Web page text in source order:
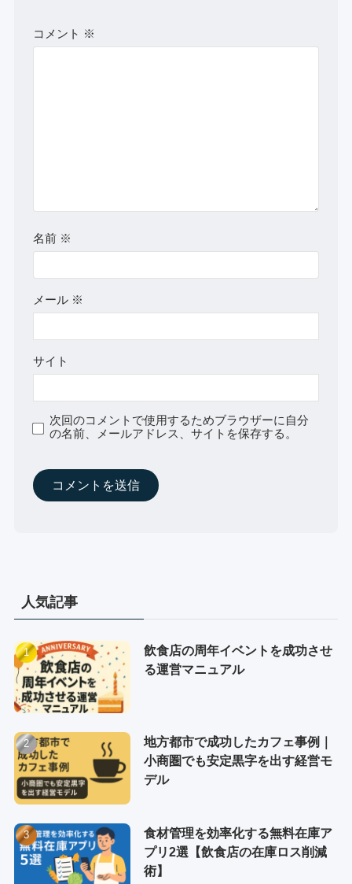
コメント ※
名前 ※
メール ※
サイト
次回のコメントで使用するためブラウザーに自分
の名前、メールアドレス、サイトを保存する。
人気記事
飲食店の周年イベントを成功させ
る運営マニュアル
地方都市で成功したカフェ事例｜
小商圏でも安定黒字を出す経営モ
デル
食材管理を効率化する無料在庫ア
プリ2選【飲食店の在庫ロス削減
術】